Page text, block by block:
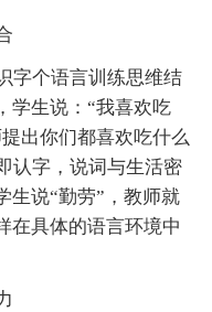
字个语言训练思维结
学生说：“我喜欢吃
出你们都喜欢吃什么
认字，说词与生活密
生说“勤劳”，教师就
在具体的语言环境中